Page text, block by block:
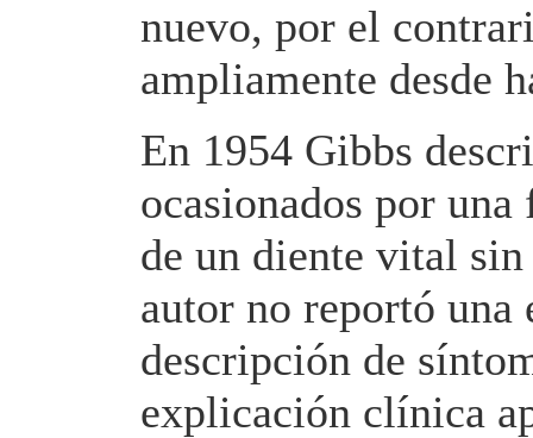
nuevo, por el
ampliamente desde
En 1954 Gibbs
ocasionados por
de un diente vital
autor no reportó una
descripción de
explicación clínica